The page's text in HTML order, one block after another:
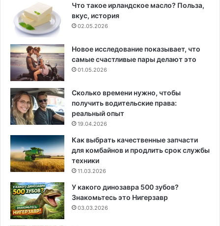
Что такое ирландское масло? Польза,
вкус, история
02.05.2026
Новое исследование показывает, что
самые счастливые пары делают это
01.05.2026
Сколько времени нужно, чтобы
получить водительские права:
реальный опыт
19.04.2026
Как выбрать качественные запчасти
для комбайнов и продлить срок службы
техники
11.03.2026
У какого динозавра 500 зубов?
Знакомьтесь это Нигерзавр
03.03.2026